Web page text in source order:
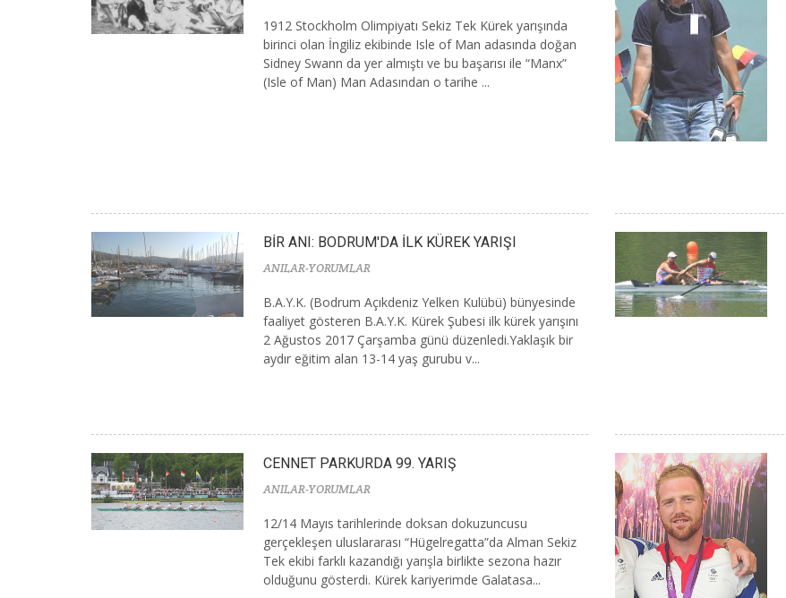
1912 Stockholm Olimpiyatı Sekiz Tek Kürek yarışında
birinci olan İngiliz ekibinde Isle of Man adasında doğan
Sidney Swann da yer almıştı ve bu başarısı ile “Manx”
(Isle of Man) Man Adasından o tarihe ...
BİR ANI: BODRUM'DA İLK KÜREK YARIŞI
ANILAR-YORUMLAR
B.A.Y.K. (Bodrum Açıkdeniz Yelken Kulübü) bünyesinde
faaliyet gösteren B.A.Y.K. Kürek Şubesi ilk kürek yarışını
2 Ağustos 2017 Çarşamba günü düzenledi.Yaklaşık bir
aydır eğitim alan 13-14 yaş gurubu v...
CENNET PARKURDA 99. YARIŞ
ANILAR-YORUMLAR
12/14 Mayıs tarihlerinde doksan dokuzuncusu
gerçekleşen uluslararası “Hügelregatta”da Alman Sekiz
Tek ekibi farklı kazandığı yarışla birlikte sezona hazır
olduğunu gösterdi. Kürek kariyerimde Galatasa...